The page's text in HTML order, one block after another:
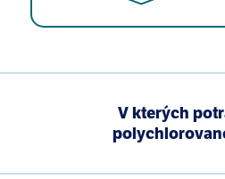
with Phthalate Body Burden
2010 Apr 14.
CS, Redmon JB, Ternand
among Male Infants with
V kterých